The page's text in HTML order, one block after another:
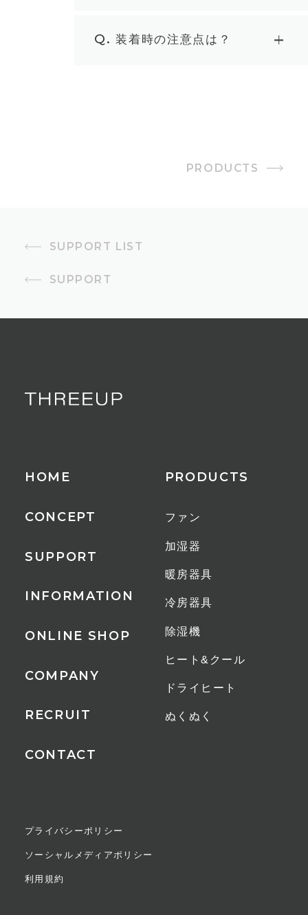
Q. 装着時の注意点は？
SUPPORT LIST
SUPPORT
PRODUCTS
HOME
CONCEPT
SUPPORT
INFORMATION
PRODUCTS
ファン
加湿器
暖房器具
冷房器具
除湿機
ヒート&クール
ドライヒート
ぬくぬく
ONLINE SHOP
COMPANY
RECRUIT
CONTACT
プライバシーポリシー
ソーシャルメディアポリシー
利用規約